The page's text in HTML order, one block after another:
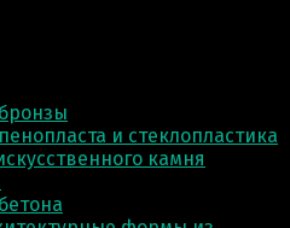
и стеклопластика
камня